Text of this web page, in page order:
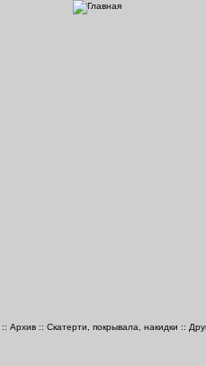
:: Архив :: Скатерти, покрывала, накидки ::